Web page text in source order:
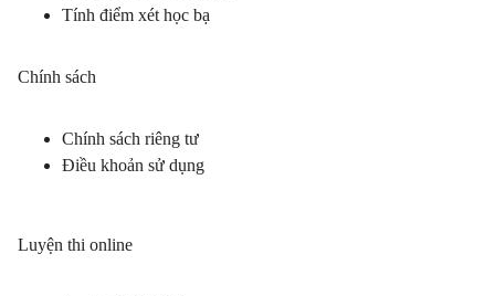
Tính điểm xét học bạ
Chính sách
Chính sách riêng tư
Điều khoản sử dụng
Luyện thi online